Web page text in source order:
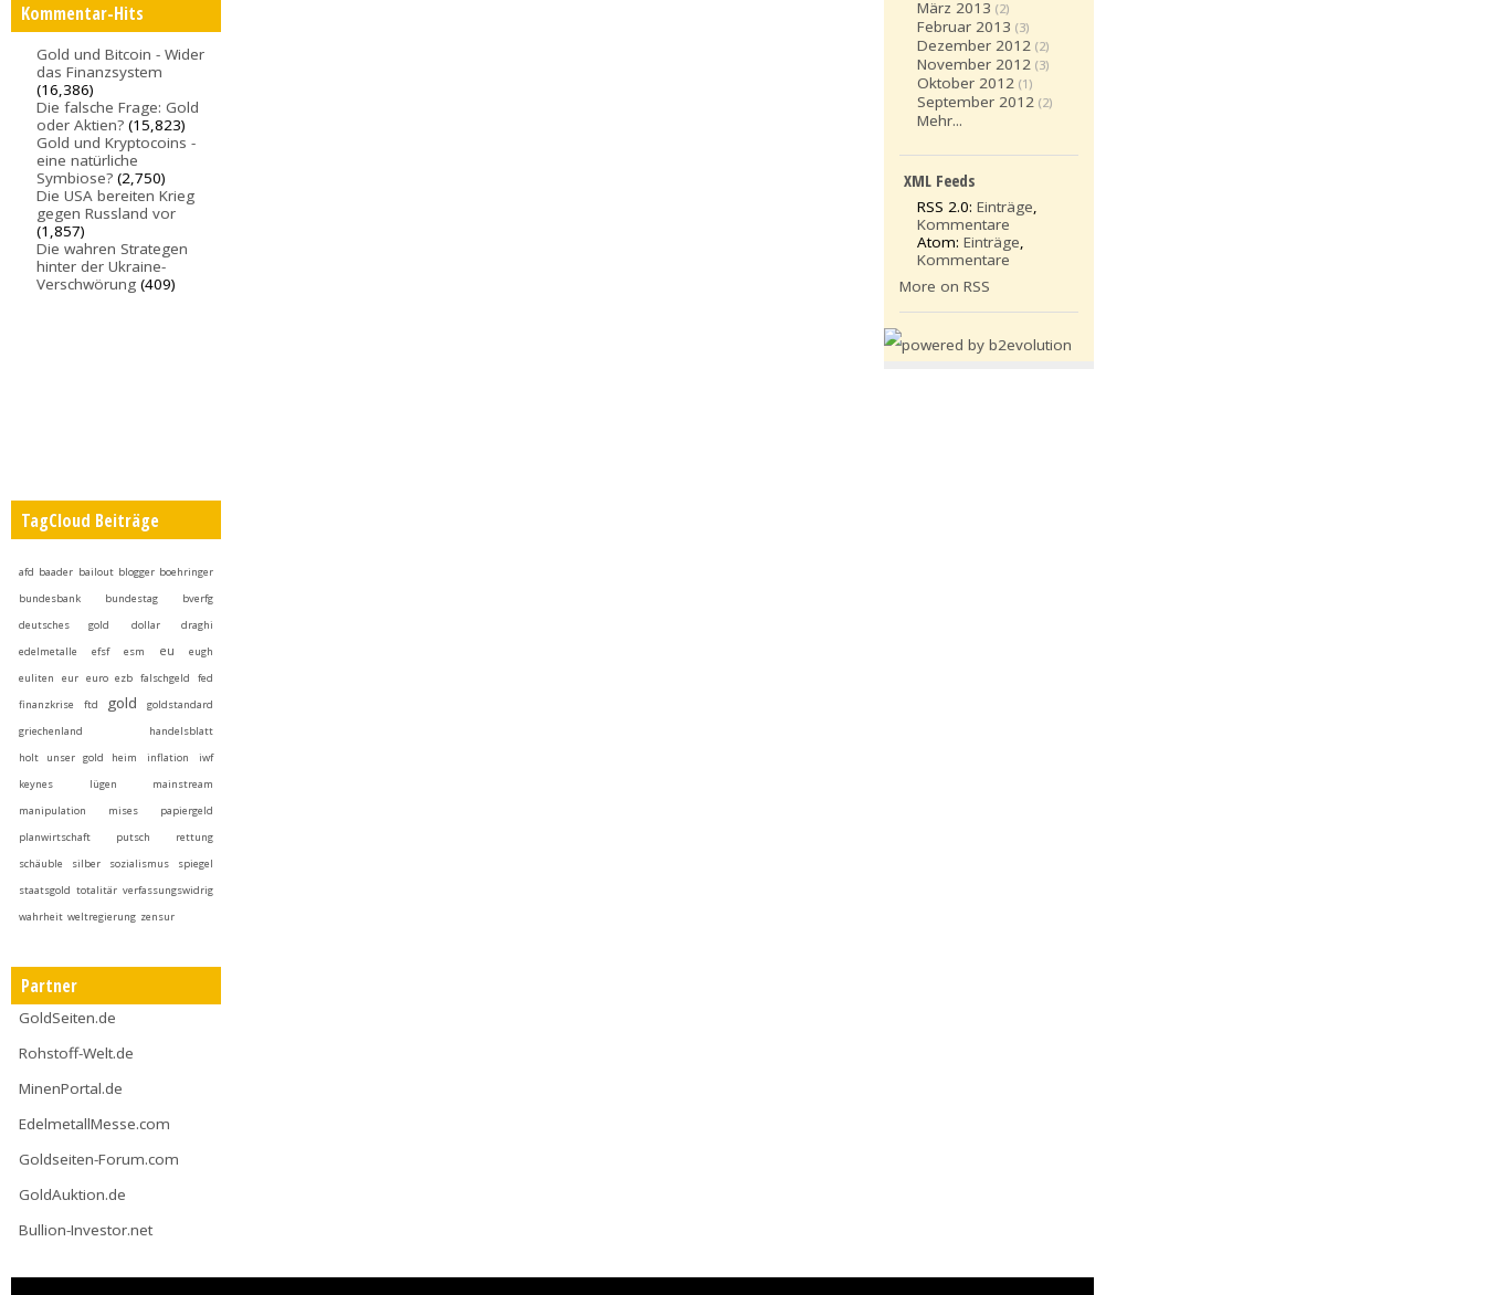
Kommentar-Hits
Gold und Bitcoin - Wider
das Finanzsystem
(16,386)
Die falsche Frage: Gold
oder Aktien? (15,823)
Gold und Kryptocoins -
eine natürliche
Symbiose? (2,750)
Die USA bereiten Krieg
gegen Russland vor
(1,857)
Die wahren Strategen
hinter der Ukraine-
Verschwörung (409)
TagCloud Beiträge
afd baader bailout blogger boehringer
bundesbank
bundestag
bverfg
deutsches gold
dollar
draghi
edelmetalle
efsf esm eu
eugh
euliten
eur euro ezb falschgeld
fed
finanzkrise
ftd gold
goldstandard
griechenland
handelsblatt
holt unser gold heim
inflation
iwf
keynes
lügen
mainstream
manipulation
mises
papiergeld
planwirtschaft
putsch
rettung
schäuble
silber sozialismus
spiegel
staatsgold totalitär verfassungswidrig
wahrheit weltregierung zensur
Partner
GoldSeiten.de
Rohstoff-Welt.de
MinenPortal.de
EdelmetallMesse.com
Goldseiten-Forum.com
GoldAuktion.de
Bullion-Investor.net
März 2013 (2)
Februar 2013 (3)
Dezember 2012 (2)
November 2012 (3)
Oktober 2012 (1)
September 2012 (2)
Mehr...
XML Feeds
RSS 2.0:Einträge,
Kommentare
Atom:Einträge,
Kommentare
More on RSS